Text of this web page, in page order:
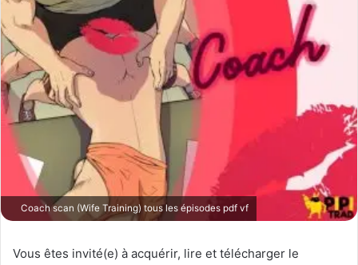
u
n
c
o
r
i
e
l
Coach scan (Wife Training) tous les épisodes pdf vf
Vous êtes invité(e) à acquérir, lire et télécharger le